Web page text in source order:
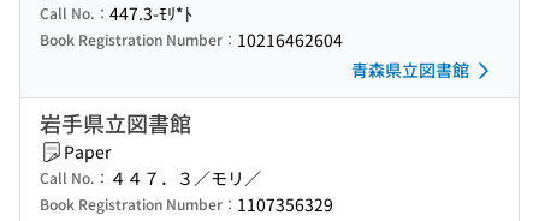
Call No.： 447.3-ﾓﾘ*ﾄ
Book Registration Number： 10216462604
青森県立図書館
岩手県立図書館
Paper
Call No.： ４４７．３／モリ／
Book Registration Number： 1107356329